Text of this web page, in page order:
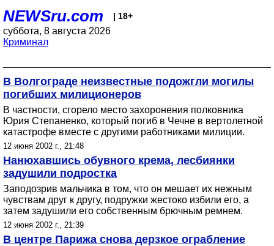
NEWSru.com | 18+
суббота, 8 августа 2026
Криминал
В Волгограде неизвестные подожгли могилы
погибших милиционеров
В частности, сгорело место захоронения полковника
Юрия Степаненко, который погиб в Чечне в вертолетной
катастрофе вместе с другими работниками милиции.
12 июня 2002 г., 21:48
Нанюхавшись обувного крема, лесбиянки
задушили подростка
Заподозрив мальчика в том, что он мешает их нежным
чувствам друг к другу, подружки жестоко избили его, а
затем задушили его собственным брючным ремнем.
12 июня 2002 г., 21:39
В центре Парижа снова дерзкое ограбление